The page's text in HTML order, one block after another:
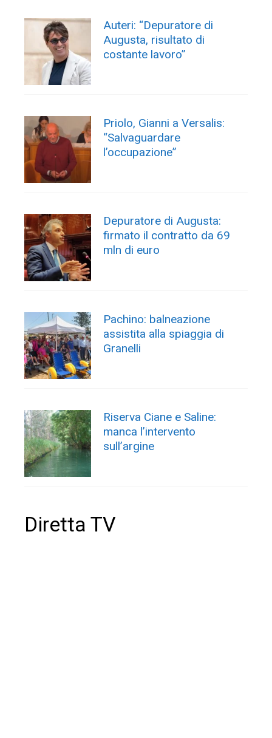
Auteri: “Depuratore di
Augusta, risultato di
costante lavoro”
Priolo, Gianni a Versalis:
“Salvaguardare
l’occupazione”
Depuratore di Augusta:
firmato il contratto da 69
mln di euro
Pachino: balneazione
assistita alla spiaggia di
Granelli
Riserva Ciane e Saline:
manca l’intervento
sull’argine
Diretta TV